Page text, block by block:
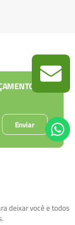
E
Enviar
deixar você e todos